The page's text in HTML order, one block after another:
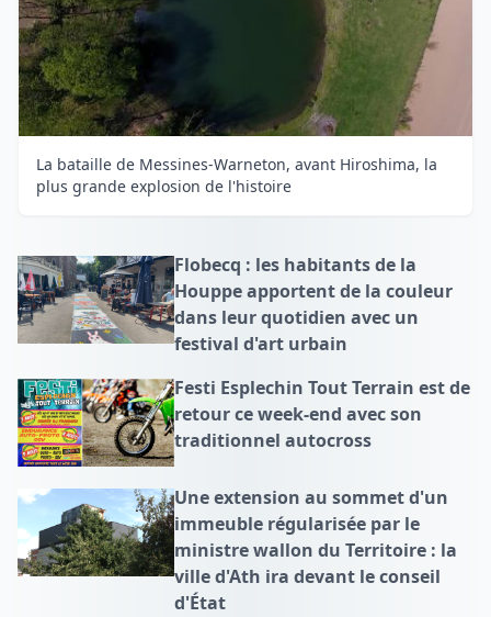
La bataille de Messines-Warneton, avant Hiroshima, la
plus grande explosion de l'histoire
Flobecq : les habitants de la
Houppe apportent de la couleur
dans leur quotidien avec un
festival d'art urbain
Festi Esplechin Tout Terrain est de
retour ce week-end avec son
traditionnel autocross
Une extension au sommet d'un
immeuble régularisée par le
ministre wallon du Territoire : la
ville d'Ath ira devant le conseil
d'État